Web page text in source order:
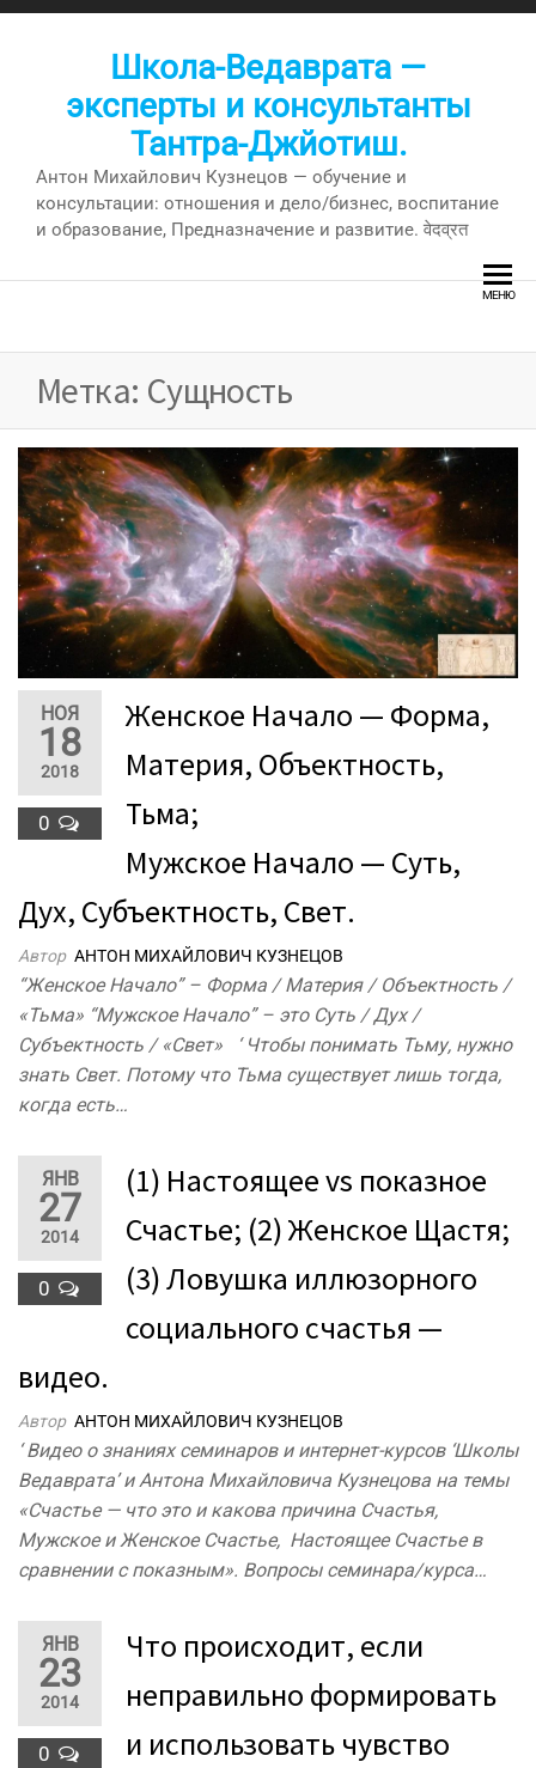
Перейти
Школа-Ведаврата —
эксперты и консультанты
Тантра-Джйотиш.
Антон Михайлович Кузнецов — обучение и
консультации: отношения и дело/бизнес, воспитание
и образование, Предназначение и развитие. वेदव्रत
МЕНЮ
Метка: Сущность
НОЯ
18
2018
0
Женское Начало — Форма,
Материя, Объектность,
Тьма;
Мужское Начало — Суть,
Дух, Субъектность, Свет.
Автор АНТОН МИХАЙЛОВИЧ КУЗНЕЦОВ
“Женское Начало” – Форма / Материя / Объектность /
«Тьма» “Мужское Начало” – это Суть / Дух /
Субъектность / «Свет» ‘ Чтобы понимать Тьму, нужно
знать Свет. Потому что Тьма существует лишь тогда,
когда есть…
ЯНВ
27
2014
0
(1) Настоящее vs показное
Счастье; (2) Женское Щастя;
(3) Ловушка иллюзорного
социального счастья —
видео.
Автор АНТОН МИХАЙЛОВИЧ КУЗНЕЦОВ
‘ Видео о знаниях семинаров и интернет-курсов ‘Школы
Ведаврата’ и Антона Михайловича Кузнецова на темы
«Счастье — что это и какова причина Счастья,
Мужское и Женское Счастье, Настоящее Счастье в
сравнении с показным». Вопросы семинара/курса…
ЯНВ
23
2014
0
Что происходит, если
неправильно формировать
и использовать чувство